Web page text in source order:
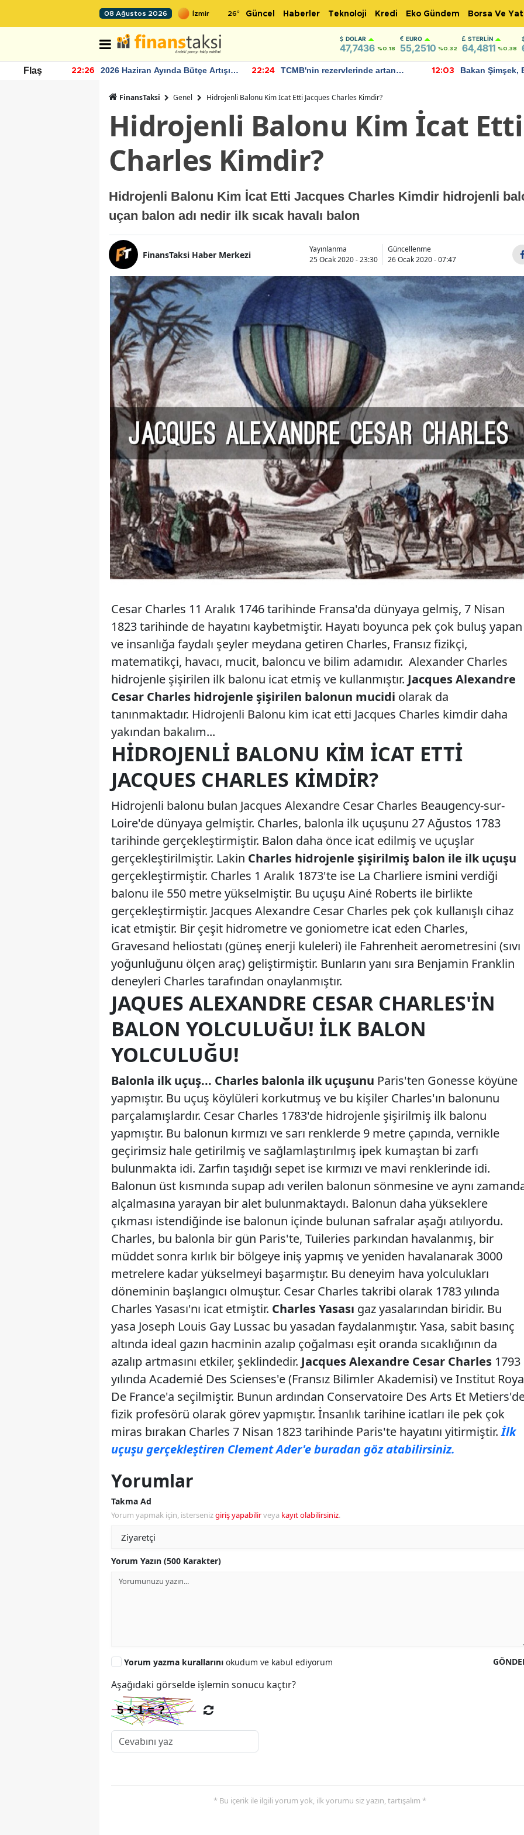
08 Ağustos 2026 26° Güncel Haberler Teknoloji Kredi Eko Gündem Borsa Ve
DOLAR
47,7436 %0.18
EURO
55,2510 %0.32
STERLIN
64,4811 %0.38
Flaş 22:26
2026 Haziran Ayında Bütçe Artışı
22:24
TCMB'nin rezervlerinde artan
12:03
Bakan Şimşek,
FinansTaksi Genel Hidrojenli Balonu Kim İcat Etti Jacques Charles Kimdir?
Hidrojenli Balonu Kim İcat Etti
Charles Kimdir?
Hidrojenli Balonu Kim İcat Etti Jacques Charles Kimdir hidrojenli
uçan balon adı nedir ilk sıcak havalı balon
FinansTaksi Haber Merkezi
Yayınlanma
25 Ocak 2020 - 23:30
Güncellenme
26 Ocak 2020 - 07:47
Cesar Charles 11 Aralık 1746 tarihinde Fransa'da dünyaya gelmiş, 7 Nisan
1823 tarihinde de hayatını kaybetmiştir. Hayatı boyunca pek çok buluş yapan
ve insanlığa faydalı şeyler meydana getiren Charles, Fransız fizikçi,
matematikçi, havacı, mucit, baloncu ve bilim adamıdır. Alexander Charles
hidrojenle şişirilen ilk balonu icat etmiş ve kullanmıştır. Jacques Alexandre
Cesar Charles hidrojenle şişirilen balonun mucidi olarak da
tanınmaktadır. Hidrojenli Balonu kim icat etti Jacques Charles kimdir daha
yakından bakalım...
HIDROJENLI BALONU KIM İCAT ETTI
JACQUES CHARLES KIMDIR?
Hidrojenli balonu bulan Jacques Alexandre Cesar Charles Beaugency-sur-
Loire'de dünyaya gelmiştir. Charles, balonla ilk uçuşunu 27 Ağustos 1783
tarihinde gerçekleştirmiştir. Balon daha önce icat edilmiş ve uçuşlar
gerçekleştirilmiştir. Lakin Charles hidrojenle şişirilmiş balon ile ilk uçuşu
gerçekleştirmiştir. Charles 1 Aralık 1873'te ise La Charliere ismini verdiği
balonu ile 550 metre yükselmiştir. Bu uçuşu Ainé Roberts ile birlikte
gerçekleştirmiştir. Jacques Alexandre Cesar Charles pek çok kullanışlı cihaz
icat etmiştir. Bir çeşit hidrometre ve goniometre icat eden Charles,
Gravesand heliostatı (güneş enerji kuleleri) ile Fahrenheit aerometresini (sıvı
yoğunluğunu ölçen araç) geliştirmiştir. Bunların yanı sıra Benjamin Franklin
deneyleri Charles tarafından onaylanmıştır.
JAQUES ALEXANDRE CESAR CHARLES'IN
BALON YOLCULUĞU! İLK BALON
YOLCULUĞU!
Balonla ilk uçuş... Charles balonla ilk uçuşunu Paris'ten Gonesse köyüne
yapmıştır. Bu uçuş köylüleri korkutmuş ve bu kişiler Charles'ın balonunu
parçalamışlardır. Cesar Charles 1783'de hidrojenle şişirilmiş ilk balonu
yapmıştır. Bu balonun kırmızı ve sarı renklerde 9 metre çapında, vernikle
geçirimsiz hale getirilmiş ve sağlamlaştırılmış ipek kumaştan bi zarfı
bulunmakta idi. Zarfın taşıdığı sepet ise kırmızı ve mavi renklerinde idi.
Balonun üst kısmında supap adı verilen balonun sönmesine ve aynı
alçalmasına yarayan bir alet bulunmaktaydı. Balonun daha yükseklere
çıkması istendiğinde ise balonun içinde bulunan safralar aşağı atılıyordu.
Charles, bu balonla bir gün Paris'te, Tuileries parkından havalanmış, bir
müddet sonra kırlık bir bölgeye iniş yapmış ve yeniden havalanarak 3000
metrelere kadar yükselmeyi başarmıştır. Bu deneyim hava yolculukları
döneminin başlangıcı olmuştur. Cesar Charles takribi olarak 1783 yılında
Charles Yasası'nı icat etmiştir. Charles Yasası gaz yasalarından biridir. Bu
yasa Joseph Louis Gay Lussac bu yasadan faydalanmıştır. Yasa, sabit basınç
altında ideal gazın hacminin azalıp çoğalması eşit oranda sıcaklığının da
azalıp artmasını etkiler, şeklindedir. Jacques Alexandre Cesar Charles 1793
yılında Academié Des Scienses'e (Fransız Bilimler Akademisi) ve Institut
De France'a seçilmiştir. Bunun ardından Conservatoire Des Arts Et
fizik profesörü olarak görev yapmıştır. İnsanlık tarihine icatları ile pek çok
miras bırakan Charles 7 Nisan 1823 tarihinde Paris'te hayatını yitirmiştir.İlk
uçuşu gerçekleştiren Clement Ader'e buradan göz atabilirsiniz.
Yorumlar
Takma Ad
Yorum yapmak için, istersenizgiriş yapabilirveya kayıt olabilirsiniz.
Yorum Yazın (500 Karakter)
Yorum yazma kurallarını okudum ve kabul ediyorum
Aşağıdaki görselde işlemin sonucu kaçtır?
* Bu içerik ile ilgili yorum yok, ilk yorumu siz yazın, tartışalım *